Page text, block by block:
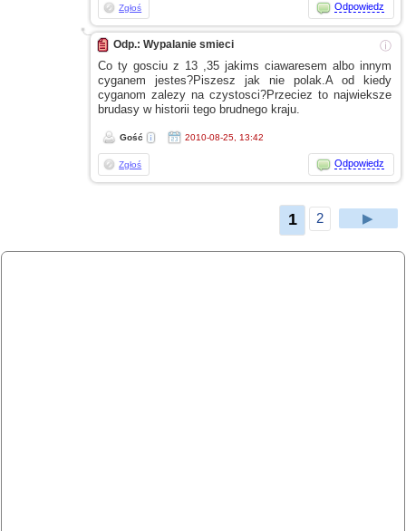
Zgłoś Odpowiedz
ⓘ
Odp.: Wypalanie smieci
Co ty gosciuz 13 ,35 jakims ciawaresem albo innym
cyganem jestes?Piszesz jak nie polak.A od kiedy
cyganom zalezy na czystosci?Przeciez to najwieksze
brudasyw historii tego brudnego kraju.
Gość 2010-08-25, 13:42
Zgłoś Odpowiedz
1 2 ▶